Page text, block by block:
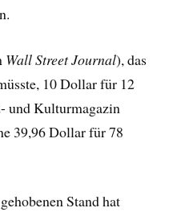
Wall Street Journal), das
10 Dollar für 12
und Kulturmagazin
39,96 Dollar für 78
Stand hat